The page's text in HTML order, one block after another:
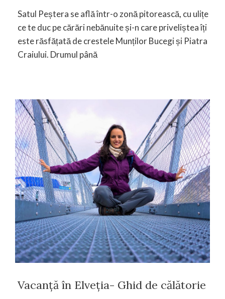
Satul Peștera se află într-o zonă pitorească, cu ulițe
ce te duc pe cărări nebănuite și-n care priveliștea îți
este răsfățată de crestele Munților Bucegi și Piatra
Craiului. Drumul până
Vacanță în Elveția- Ghid de călătorie